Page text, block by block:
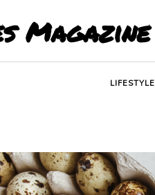
Magazine
LIFESTYLE